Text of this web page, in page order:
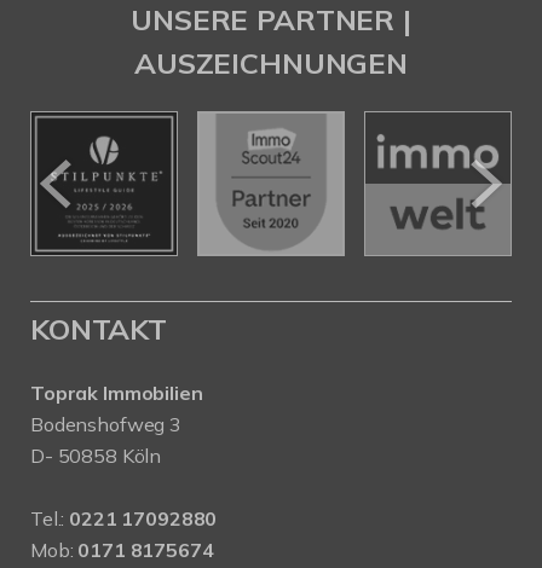
UNSERE PARTNER |
AUSZEICHNUNGEN
KONTAKT
Toprak Immobilien
Bodenshofweg 3
D- 50858 Köln
Tel.: 0221 17092880
Mob: 0171 8175674